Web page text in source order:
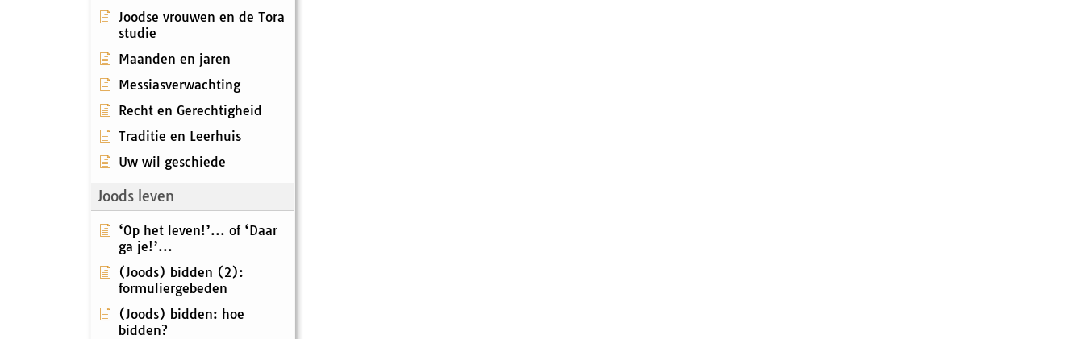
Joodse vrouwen en de Tora
studie
Maanden en jaren
Messiasverwachting
Recht en Gerechtigheid
Traditie en Leerhuis
Uw wil geschiede
Joods leven
‘Op het leven!’... of ‘Daar
ga je!’...
(Joods) bidden (2):
formuliergebeden
(Joods) bidden: hoe
bidden?